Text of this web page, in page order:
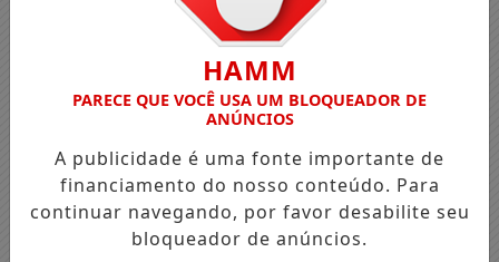
HAMM
PARECE QUE VOCÊ USA UM BLOQUEADOR DE
ANÚNCIOS
A publicidade é uma fonte importante de
financiamento do nosso conteúdo. Para
continuar navegando, por favor desabilite seu
bloqueador de anúncios.